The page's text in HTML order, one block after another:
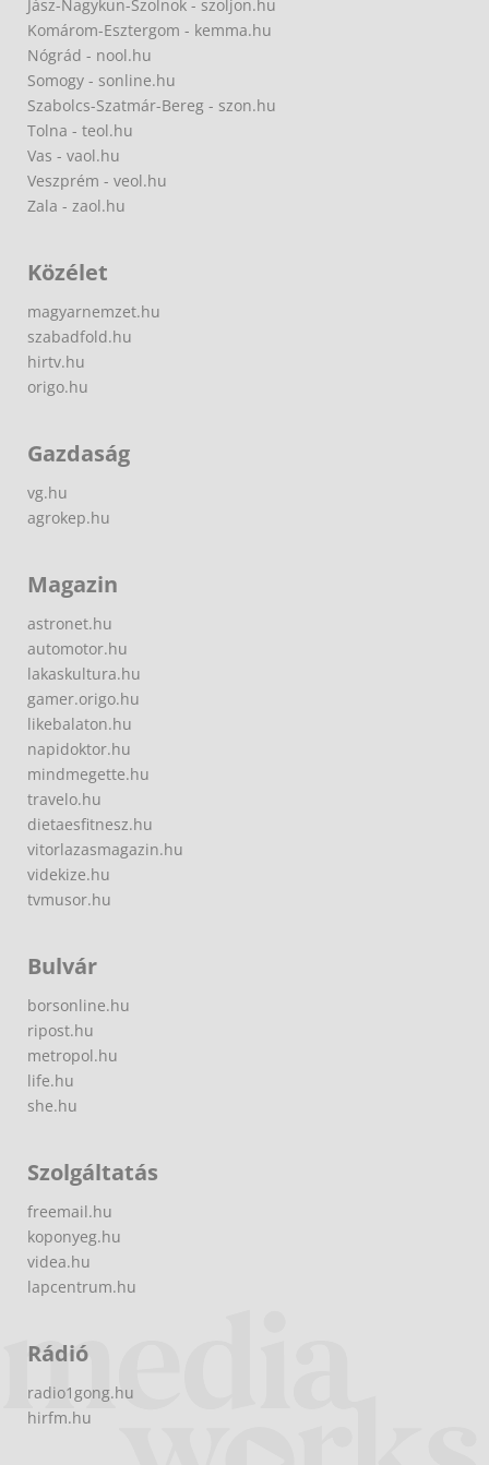
Jász-Nagykun-Szolnok - szoljon.hu
Komárom-Esztergom - kemma.hu
Nógrád - nool.hu
Somogy - sonline.hu
Szabolcs-Szatmár-Bereg - szon.hu
Tolna - teol.hu
Vas - vaol.hu
Veszprém - veol.hu
Zala - zaol.hu
Közélet
magyarnemzet.hu
szabadfold.hu
hirtv.hu
origo.hu
Gazdaság
vg.hu
agrokep.hu
Magazin
astronet.hu
automotor.hu
lakaskultura.hu
gamer.origo.hu
likebalaton.hu
napidoktor.hu
mindmegette.hu
travelo.hu
dietaesfitnesz.hu
vitorlazasmagazin.hu
videkize.hu
tvmusor.hu
Bulvár
borsonline.hu
ripost.hu
metropol.hu
life.hu
she.hu
Szolgáltatás
freemail.hu
koponyeg.hu
videa.hu
lapcentrum.hu
Rádió
radio1gong.hu
hirfm.hu